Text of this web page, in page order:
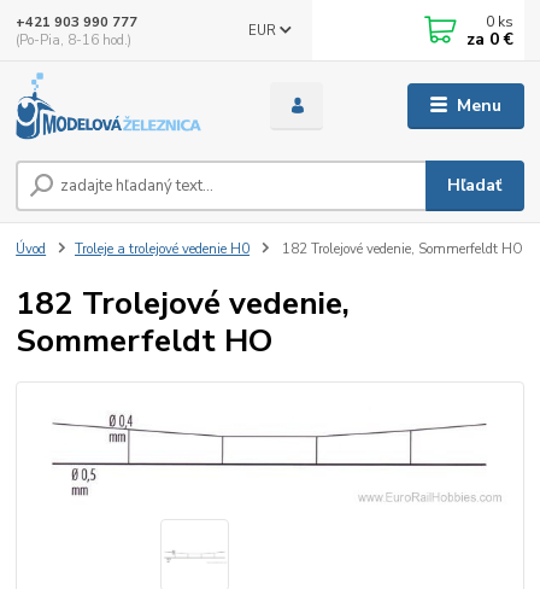
Menu
EUR
Hľadať
+421 903 990 777
(Po-Pia, 8-16 hod.)
0 ks
za 0 €
Úvod Troleje a trolejové vedenie H0 182 Trolejové vedenie, Sommerfeldt HO
182 Trolejové vedenie,
Sommerfeldt HO